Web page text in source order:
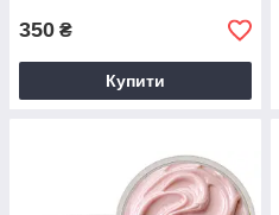
350 ₴
Купити